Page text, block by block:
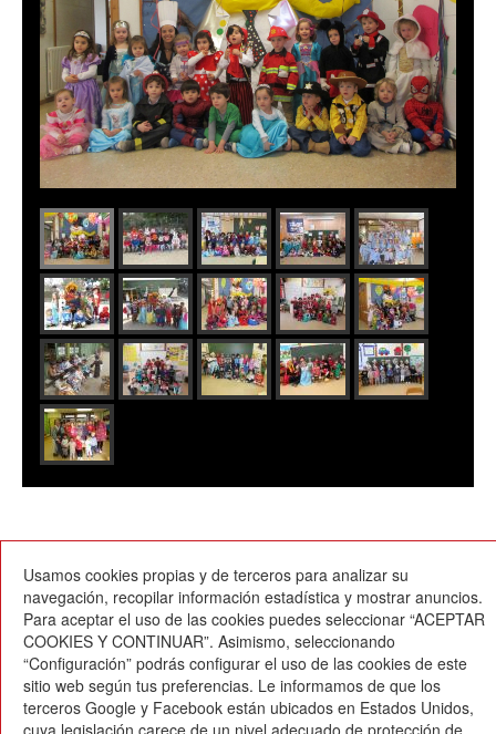
12/02/2015
Usamos cookies propias y de terceros para analizar su
navegación, recopilar información estadística y mostrar anuncios.
Para aceptar el uso de las cookies puedes seleccionar “ACEPTAR
COOKIES Y CONTINUAR”. Asimismo, seleccionando
“Configuración” podrás configurar el uso de las cookies de este
sitio web según tus preferencias. Le informamos de que los
terceros Google y Facebook están ubicados en Estados Unidos,
cuya legislación carece de un nivel adecuado de protección de